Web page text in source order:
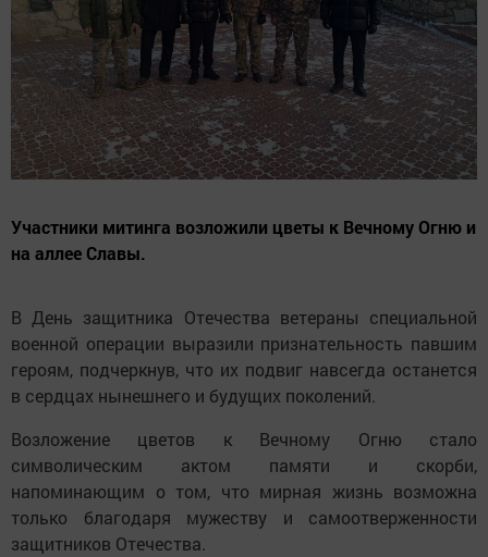
Участники митинга возложили цветы к Вечному Огню и
на аллее Славы.
В День защитника Отечества ветераны специальной
военной операции выразили признательность павшим
героям, подчеркнув, что их подвиг навсегда останется
в сердцах нынешнего и будущих поколений.
Возложение цветов к Вечному Огню стало
символическим актом памяти и скорби,
напоминающим о том, что мирная жизнь возможна
только благодаря мужеству и самоотверженности
защитников Отечества.